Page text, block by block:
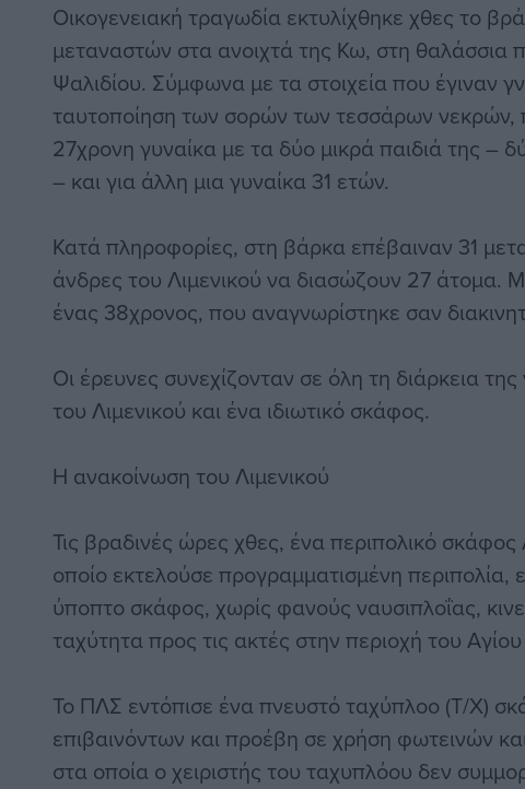
Οικογενειακή τραγωδία εκτυλίχθηκε χθες το
μεταναστών στα ανοιχτά της Κω, στη θαλάσσια
Ψαλιδίου. Σύμφωνα με τα στοιχεία που έγιναν
ταυτοποίηση των σορών των τεσσάρων νεκρών,
27χρονη γυναίκα με τα δύο μικρά παιδιά της –
– και για άλλη μια γυναίκα 31 ετών.
Κατά πληροφορίες, στη βάρκα επέβαιναν 31
άνδρες του Λιμενικού να διασώζουν 27 άτομα.
ένας 38χρονος, που αναγνωρίστηκε σαν
Οι έρευνες συνεχίζονταν σε όλη τη διάρκεια
του Λιμενικού και ένα ιδιωτικό σκάφος.
Η ανακοίνωση του Λιμενικού
Τις βραδινές ώρες χθες, ένα περιπολικό
οποίο εκτελούσε προγραμματισμένη περιπολία,
ύποπτο σκάφος, χωρίς φανούς ναυσιπλοΐας,
ταχύτητα προς τις ακτές στην περιοχή του
Το ΠΛΣ εντόπισε ένα πνευστό ταχύπλοο (Τ/Χ)
επιβαινόντων και προέβη σε χρήση φωτεινών
στα οποία ο χειριστής του ταχυπλόου δεν